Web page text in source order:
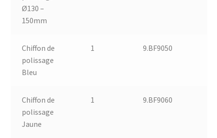
Ø130 –
150mm
Chiffon de
polissage
Bleu
1 9.BF9050
Chiffon de
polissage
Jaune
1 9.BF9060